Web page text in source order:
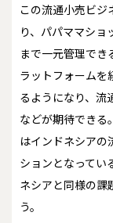
この流通小売ビジ
り、パパママシ
まで一元管理で
ラットフォームを
るようになり、流
などが期待できる
はインドネシアの
ションとなってい
ネシアと同様の課
う。